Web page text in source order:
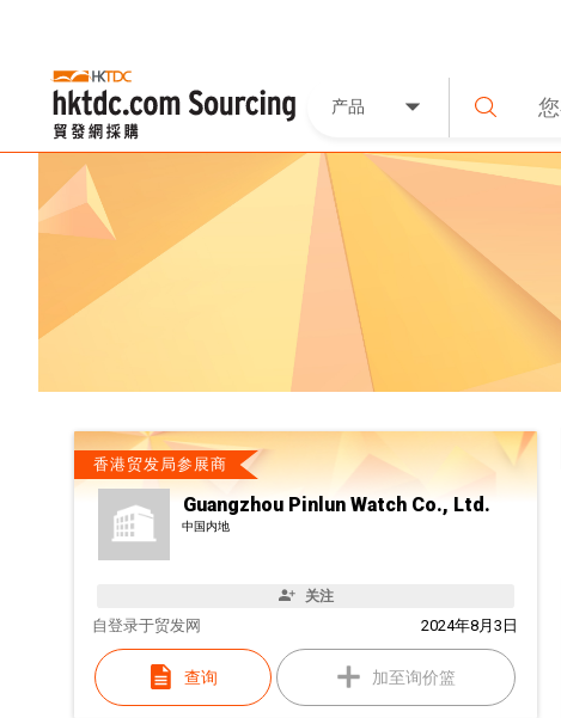
产品
香港贸发局参展商
Guangzhou Pinlun Watch Co., Ltd.
中国内地
关注
自 2024年8月3日
登录于贸发网
查询 加至询价篮